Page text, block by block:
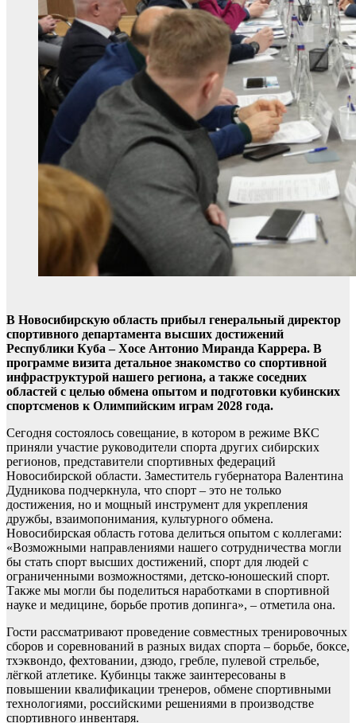
В Новосибирскую область прибыл генеральный директор
спортивного департамента высших достижений
Республики Куба – Хосе Антонио Миранда Каррера. В
программе визита детальное знакомство со спортивной
инфраструктурой нашего региона, а также соседних
областей с целью обмена опытом и подготовки кубинских
спортсменов к Олимпийским играм 2028 года.
Сегодня состоялось совещание, в котором в режиме ВКС
приняли участие руководители спорта других сибирских
регионов, представители спортивных федераций
Новосибирской области. Заместитель губернатора Валентина
Дудникова подчеркнула, что спорт – это не только
достижения, но и мощный инструмент для укрепления
дружбы, взаимопонимания, культурного обмена.
Новосибирская область готова делиться опытом с коллегами:
«Возможными направлениями нашего сотрудничества могли
бы стать спорт высших достижений, спорт для людей с
ограниченными возможностями, детско-юношеский спорт.
Также мы могли бы поделиться наработками в спортивной
науке и медицине, борьбе против допинга», – отметила она.
Гости рассматривают проведение совместных тренировочных
сборов и соревнований в разных видах спорта – борьбе, боксе,
тхэквондо, фехтовании, дзюдо, гребле, пулевой стрельбе,
лёгкой атлетике. Кубинцы также заинтересованы в
повышении квалификации тренеров, обмене спортивными
технологиями, российскими решениями в производстве
спортивного инвентаря.